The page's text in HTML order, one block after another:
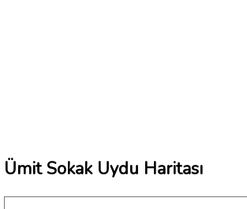
Ümit Sokak Uydu Haritası